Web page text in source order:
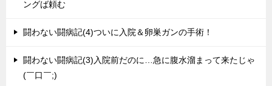
ングば頼む
闘わない闘病記(4)ついに入院＆卵巣ガンの手術！
闘わない闘病記(3)入院前だのに…急に腹水溜まって来たじゃ
(￣口￣;)